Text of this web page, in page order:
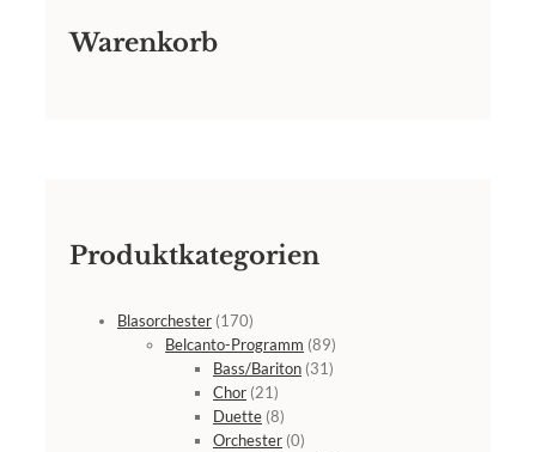
Produktkategorien
Blasorchester (170)
Belcanto-Programm (89)
Bass/Bariton (31)
Chor (21)
Duette (8)
Orchester (0)
Warenkorb